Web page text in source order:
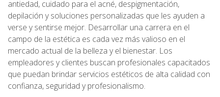
antiedad, cuidado para el acné, despigmentación,
depilación y soluciones personalizadas que les ayuden a
verse y sentirse mejor. Desarrollar una carrera en el
campo de la estética es cada vez más valioso en el
mercado actual de la belleza y el bienestar. Los
empleadores y clientes buscan profesionales capacitados
que puedan brindar servicios estéticos de alta calidad con
confianza, seguridad y profesionalismo.